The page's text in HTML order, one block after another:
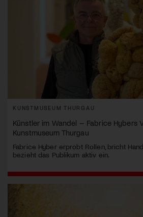
KUNSTMUSEUM THURGAU
Künstler im Wandel – Fabrice Hybers
Kunstmuseum Thurgau
Fabrice Hyber erprobt Rollen, bricht
bezieht das Publikum aktiv ein.